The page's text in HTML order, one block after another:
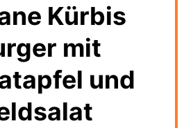
Kürbis
mit
und